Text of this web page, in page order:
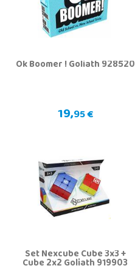
Ok Boomer ! Goliath 928520
19,95 €
Set Nexcube Cube 3x3 +
Cube 2x2 Goliath 919903